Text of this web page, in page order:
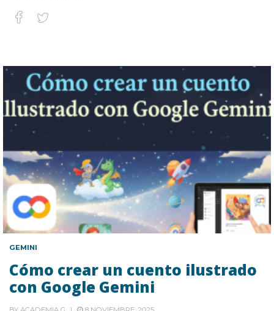
GEMINI
Cómo crear un cuento ilustrado
con Google Gemini